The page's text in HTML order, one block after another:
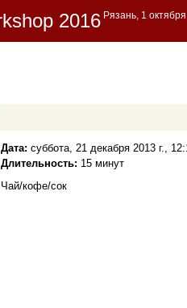
Дата: суббота, 21 декабря 2013 г.,
Длительность: 15 минут
Чай/кофе/сок